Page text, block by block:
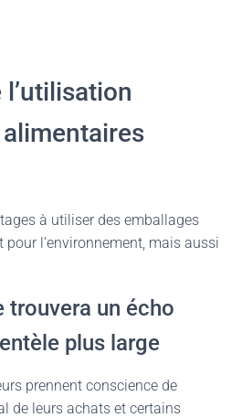
alimentaires
à utiliser des emballages
l’environnement, mais aussi
trouvera un écho
plus large
prennent conscience de
de leurs achats et certains